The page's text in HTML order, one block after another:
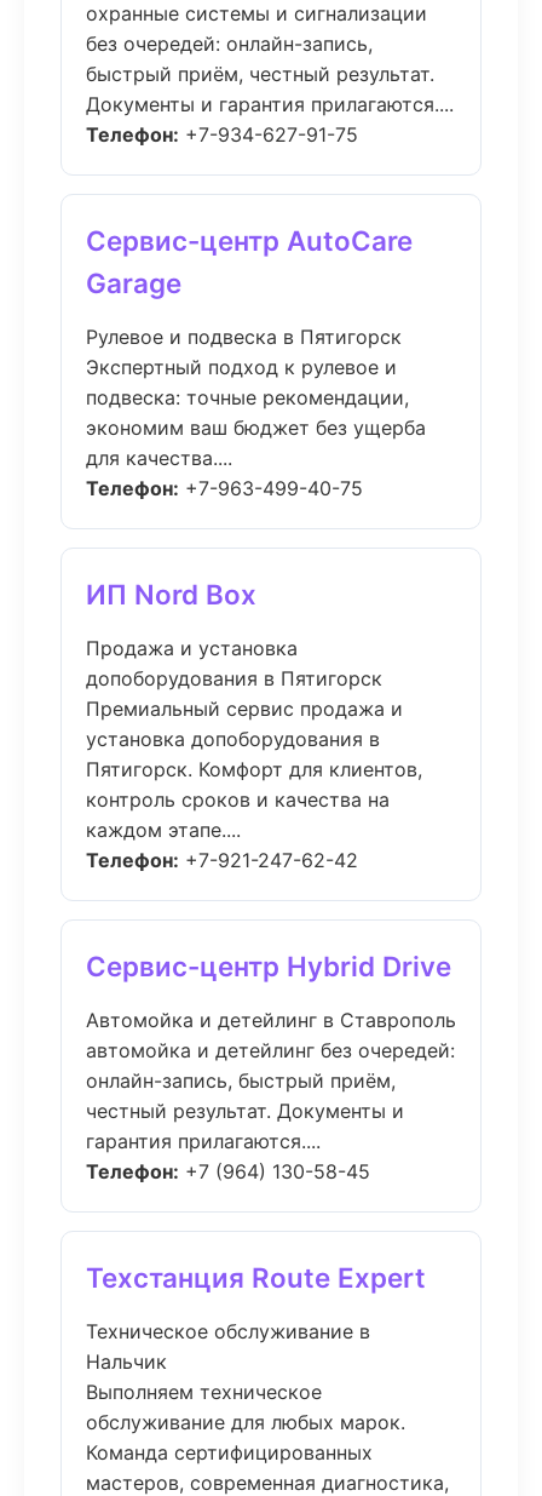
охранные системы и сигнализации
без очередей: онлайн-запись,
быстрый приём, честный результат.
Документы и гарантия прилагаются....
Телефон: +7-934-627-91-75
Сервис-центр AutoCare
Garage
Рулевое и подвеска в Пятигорск
Экспертный подход к рулевое и
подвеска: точные рекомендации,
экономим ваш бюджет без ущерба
для качества....
Телефон: +7-963-499-40-75
ИП Nord Box
Продажа и установка
допоборудования в Пятигорск
Премиальный сервис продажа и
установка допоборудования в
Пятигорск. Комфорт для клиентов,
контроль сроков и качества на
каждом этапе....
Телефон: +7-921-247-62-42
Сервис-центр Hybrid Drive
Автомойка и детейлинг в Ставрополь
автомойка и детейлинг без очередей:
онлайн-запись, быстрый приём,
честный результат. Документы и
гарантия прилагаются....
Телефон: +7 (964) 130-58-45
Техстанция Route Expert
Техническое обслуживание в
Нальчик
Выполняем техническое
обслуживание для любых марок.
Команда сертифицированных
мастеров, современная диагностика,